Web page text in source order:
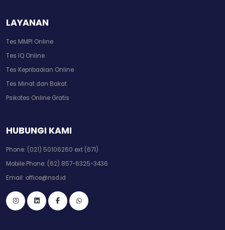
LAYANAN
Tes MMPI Online
Tes IQ Online
Tes Kepribadian Online
Tes Minat dan Bakat
Psikotes Online Gratis
HUBUNGI KAMI
Phone: (021) 50106260 ext (671)
Mobile Phone: (62) 857-6325-3436
Email: office@nsd.id